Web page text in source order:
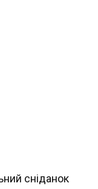
сніданок